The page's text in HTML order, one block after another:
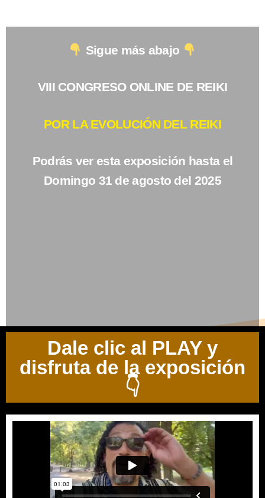
Sigue más abajo
VIII CONGRESO ONLINE DE REIKI
POR LA EVOLUCIÓN DEL REIKI
Podrás ver esta exposición hasta el
Domingo 31 de agosto del 2025
Dale clic al PLAY y
disfruta de la exposición
👇